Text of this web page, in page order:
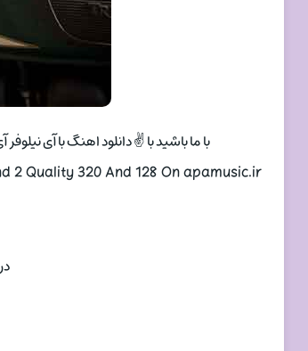
با ما باشید با ✌ دانلود اهنگ با آی
2 Quality 320 And 128 On apamusic.ir